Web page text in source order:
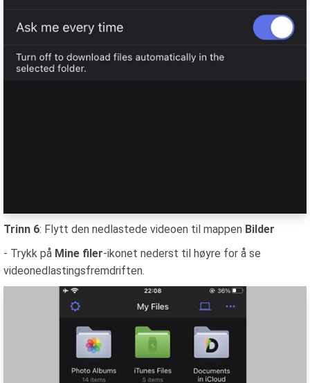
Trinn 6: Flytt den nedlastede videoen til mappen Bilder
- Trykk på Mine filer-ikonet nederst til høyre for å se
videonedlastingsfremdriften.